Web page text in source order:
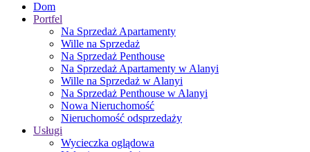
Dom
Portfel
Na Sprzedaż Apartamenty
Wille na Sprzedaż
Na Sprzedaż Penthouse
Na Sprzedaż Apartamenty w Alanyi
Wille na Sprzedaż w Alanyi
Na Sprzedaż Penthouse w Alanyi
Nowa Nieruchomość
Nieruchomość odsprzedaży
Usługi
Wycieczka oglądowa